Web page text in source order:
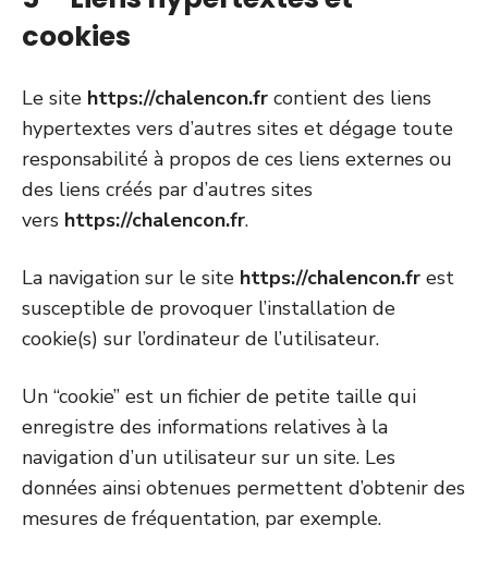
cookies
Le site https://chalencon.fr contient des liens
hypertextes vers d’autres sites et dégage toute
responsabilité à propos de ces liens externes ou
des liens créés par d’autres sites
vers https://chalencon.fr.
La navigation sur le site https://chalencon.fr est
susceptible de provoquer l’installation de
cookie(s) sur l’ordinateur de l’utilisateur.
Un “cookie” est un fichier de petite taille qui
enregistre des informations relatives à la
navigation d’un utilisateur sur un site. Les
données ainsi obtenues permettent d’obtenir des
mesures de fréquentation, par exemple.